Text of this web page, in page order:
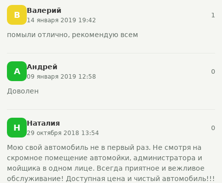
В Валерий
14 января 2019 19:42
1
помыли отлично, рекомендую всем
А Андрей
09 января 2019 12:58
0
Доволен
Н Наталия
29 октября 2018 13:54
0
Мою свой автомобиль не в первый раз. Не смотря на
скромное помещение автомойки, администратора и
мойщика в одном лице. Всегда приятное и вежливое
обслуживание! Доступная цена и чистый автомобиль!!!